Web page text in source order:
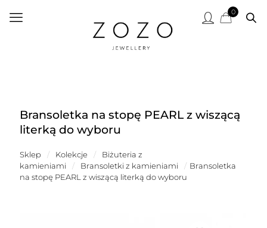
0
Bransoletka na stopę PEARL z wiszącą
literką do wyboru
Sklep / Kolekcje /
Biżuteria z
kamieniami
/ Bransoletki z kamieniami / Bransoletka
na stopę PEARL z wiszącą literką do wyboru